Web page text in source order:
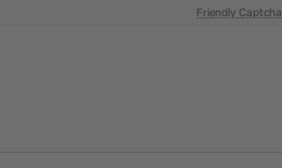
Friendly Captcha